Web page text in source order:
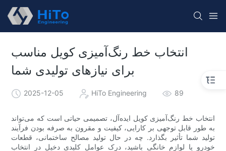
انتخاب خط رنگ‌آمیزی کویل مناسب
برای نیازهای تولیدی شما
2025-12-05 HiTo Engineering 89
انتخاب خط رنگ‌آمیزی کویل ایده‌آل، تصمیمی حیاتی است که می‌تواند
به طور قابل توجهی بر کارایی، کیفیت و مقرون به صرفه بودن فرآیند
تولید شما تأثیر بگذارد. چه در حال تولید مصالح ساختمانی، قطعات
خودرو یا لوازم خانگی باشید، درک عوامل کلیدی دخیل در انتخاب